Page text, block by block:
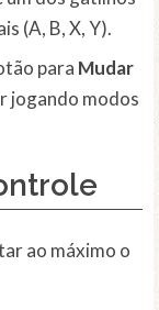
(A, B, X, Y).
para Mudar
jogando modos
ao máximo o